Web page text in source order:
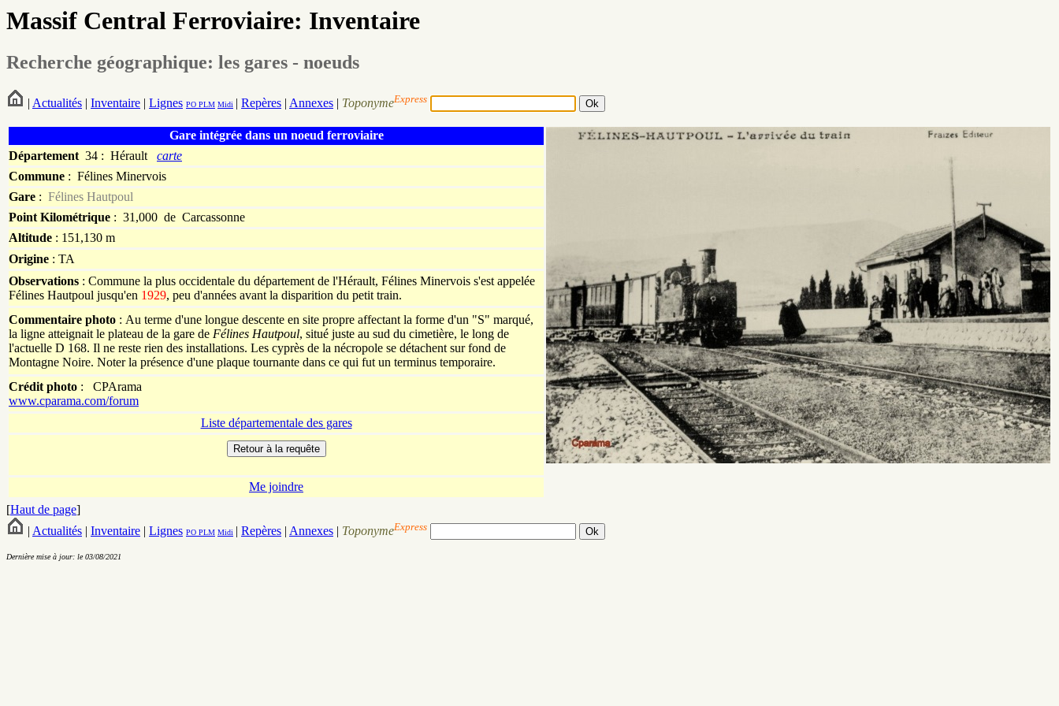
Massif Central Ferroviaire: Inventaire
Recherche géographique: les gares - noeuds
| Actualités | Inventaire | Lignes PO PLM Midi | Repères | Annexes | ToponymeExpress
Gare intégrée dans un noeud ferroviaire
Département 34 : Hérault carte
Commune : Félines Minervois
Gare : Félines Hautpoul
Point Kilométrique : 31,000 de Carcassonne
Altitude : 151,130 m
Origine : TA
Observations : Commune la plus occidentale du département de l'Hérault, Félines Minervois s'est appelée
Félines Hautpoul jusqu'en 1929, peu d'années avant la disparition du petit train.
Commentaire photo : Au terme d'une longue descente en site propre affectant la forme d'un "S" marqué,
la ligne atteignait le plateau de la gare de Félines Hautpoul, situé juste au sud du cimetière, le long de
l'actuelle D 168. Il ne reste rien des installations. Les cyprès de la nécropole se détachent sur fond de
Montagne Noire. Noter la présence d'une plaque tournante dans ce qui fut un terminus temporaire.
Crédit photo :
CPArama
www.cparama.com/forum
Liste départementale des gares
Me joindre
[Haut de page]
| Actualités | Inventaire | Lignes PO PLM Midi | Repères | Annexes | ToponymeExpress
Dernière mise à jour: le 03/08/2021